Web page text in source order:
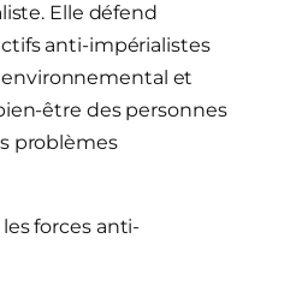
Elle défend
anti-impérialistes
et
être des personnes
problèmes
forces anti-